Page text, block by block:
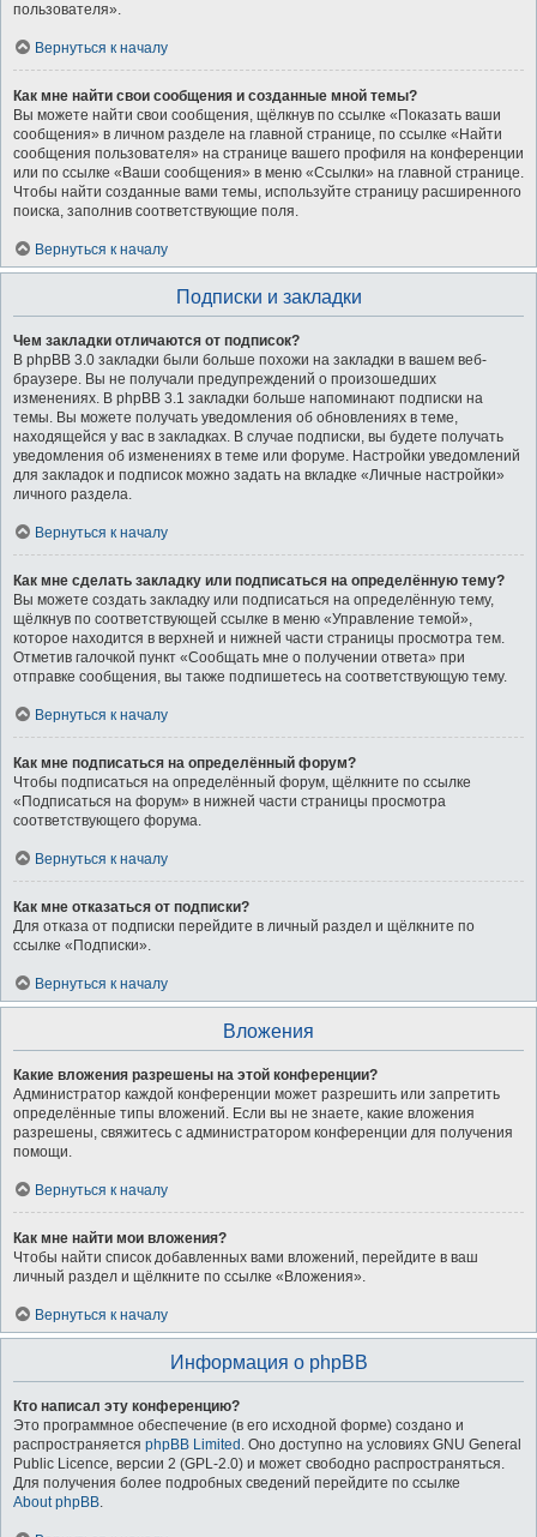
пользователя».
Вернуться к началу
Как мне найти свои сообщения и созданные мной темы?
Вы можете найти свои сообщения, щёлкнув по ссылке «Показать ваши
сообщения» в личном разделе на главной странице, по ссылке «Найти
сообщения пользователя» на странице вашего профиля на конференции
или по ссылке «Ваши сообщения» в меню «Ссылки» на главной странице.
Чтобы найти созданные вами темы, используйте страницу расширенного
поиска, заполнив соответствующие поля.
Вернуться к началу
Подписки и закладки
Чем закладки отличаются от подписок?
В phpBB 3.0 закладки были больше похожи на закладки в вашем веб-
браузере. Вы не получали предупреждений о произошедших
изменениях. В phpBB 3.1 закладки больше напоминают подписки на
темы. Вы можете получать уведомления об обновлениях в теме,
находящейся у вас в закладках. В случае подписки, вы будете получать
уведомления об изменениях в теме или форуме. Настройки уведомлений
для закладок и подписок можно задать на вкладке «Личные настройки»
личного раздела.
Вернуться к началу
Как мне сделать закладку или подписаться на определённую тему?
Вы можете создать закладку или подписаться на определённую тему,
щёлкнув по соответствующей ссылке в меню «Управление темой»,
которое находится в верхней и нижней части страницы просмотра тем.
Отметив галочкой пункт «Сообщать мне о получении ответа» при
отправке сообщения, вы также подпишетесь на соответствующую тему.
Вернуться к началу
Как мне подписаться на определённый форум?
Чтобы подписаться на определённый форум, щёлкните по ссылке
«Подписаться на форум» в нижней части страницы просмотра
соответствующего форума.
Вернуться к началу
Как мне отказаться от подписки?
Для отказа от подписки перейдите в личный раздел и щёлкните по
ссылке «Подписки».
Вернуться к началу
Вложения
Какие вложения разрешены на этой конференции?
Администратор каждой конференции может разрешить или запретить
определённые типы вложений. Если вы не знаете, какие вложения
разрешены, свяжитесь с администратором конференции для получения
помощи.
Вернуться к началу
Как мне найти мои вложения?
Чтобы найти список добавленных вами вложений, перейдите в ваш
личный раздел и щёлкните по ссылке «Вложения».
Вернуться к началу
Информация о phpBB
Кто написал эту конференцию?
Это программное обеспечение (в его исходной форме) создано и
распространяется phpBB Limited . Оно доступно на условиях GNU General
Public Licence, версии 2 (GPL-2.0) и может свободно распространяться.
Для получения более подробных сведений перейдите по ссылке
About phpBB.